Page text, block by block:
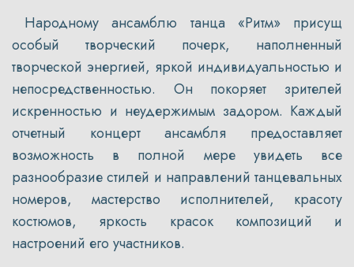
Народному ансамблю танца «Ритм» присущ
особый творческий почерк, наполненный
творческой энергией, яркой индивидуальностью и
непосредственностью. Он покоряет зрителей
искренностью и неудержимым задором. Каждый
отчетный концерт ансамбля предоставляет
возможность в полной мере увидеть все
разнообразие стилей и направлений танцевальных
номеров, мастерство исполнителей, красоту
костюмов, яркость красок композиций и
настроений его участников.